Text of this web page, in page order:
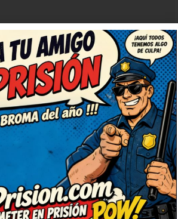
2024
RESPONDER
muchísimo con este
Me quedo con la
final, es genial. Me
la ocurrencia final, es
contarlo en casa,
reír juntos.